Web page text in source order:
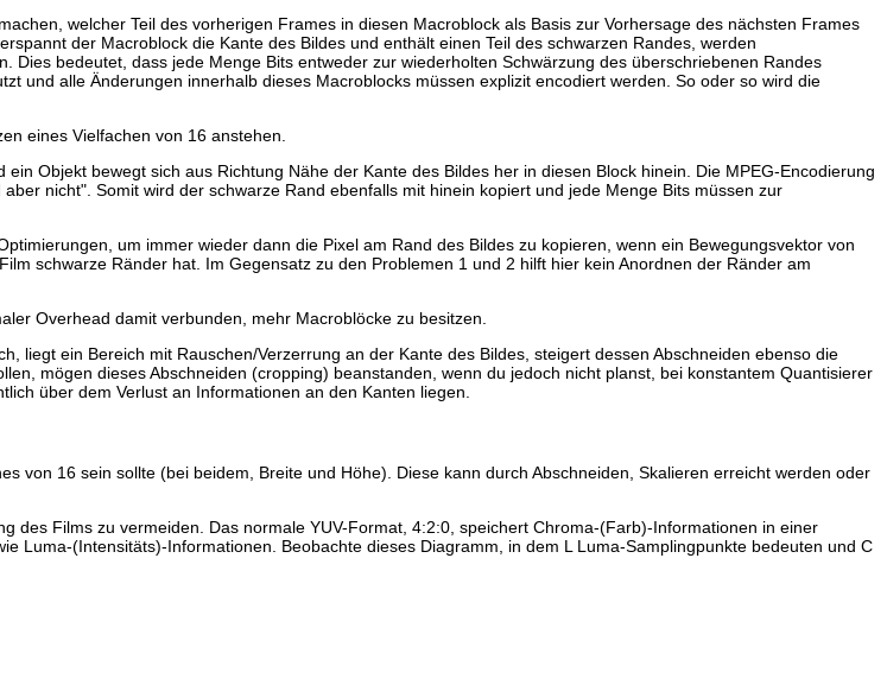
welcher Teil des vorherigen Frames in diesen Macroblock als Basis zur Vorhersage des nächsten Frames
der Macroblock die Kante des Bildes und enthält einen Teil des schwarzen Randes, werden
Dies bedeutet, dass jede Menge Bits entweder zur wiederholten Schwärzung des überschriebenen Randes
und alle Änderungen innerhalb dieses Macroblocks müssen explizit encodiert werden. So oder so wird die
eines Vielfachen von 16 anstehen.
Objekt bewegt sich aus Richtung Nähe der Kante des Bildes her in diesen Block hinein. Die MPEG-Encodierung
nicht". Somit wird der schwarze Rand ebenfalls mit hinein kopiert und jede Menge Bits müssen zur
um immer wieder dann die Pixel am Rand des Bildes zu kopieren, wenn ein Bewegungsvektor von
schwarze Ränder hat. Im Gegensatz zu den Problemen 1 und 2 hilft hier kein Anordnen der Ränder am
Overhead damit verbunden, mehr Macroblöcke zu besitzen.
liegt ein Bereich mit Rauschen/Verzerrung an der Kante des Bildes, steigert dessen Abschneiden ebenso die
mögen dieses Abschneiden (cropping) beanstanden, wenn du jedoch nicht planst, bei konstantem Quantisierer
über dem Verlust an Informationen an den Kanten liegen.
von 16 sein sollte (bei beidem, Breite und Höhe). Diese kann durch Abschneiden, Skalieren erreicht werden oder
des Films zu vermeiden. Das normale YUV-Format, 4:2:0, speichert Chroma-(Farb)-Informationen in einer
Luma-(Intensitäts)-Informationen. Beobachte dieses Diagramm, in dem L Luma-Samplingpunkte bedeuten und C